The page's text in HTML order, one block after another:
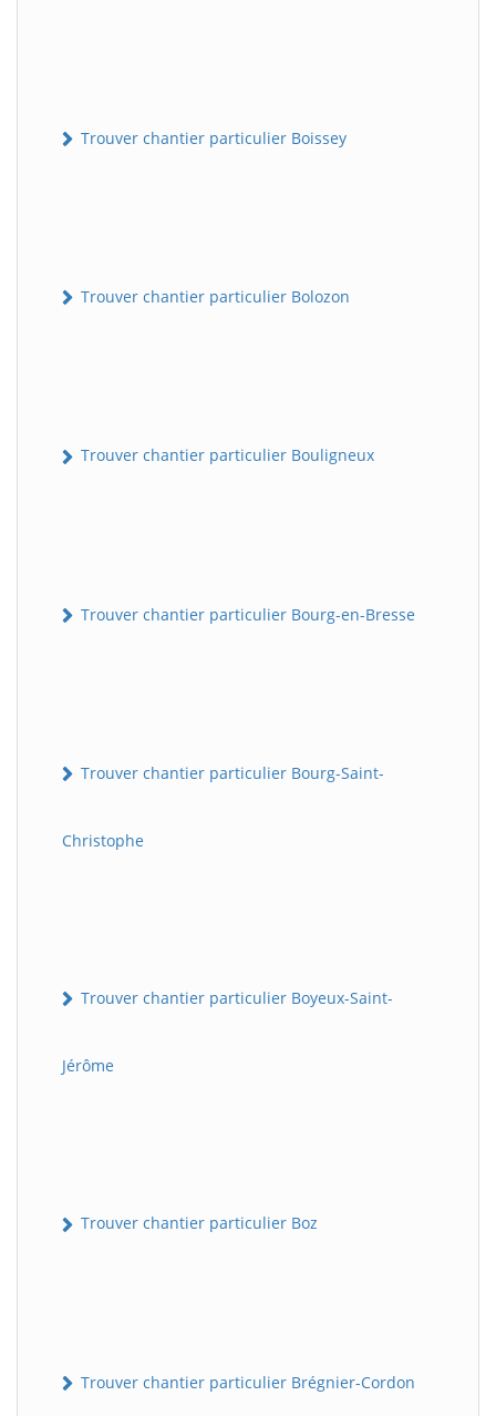
Trouver chantier particulier Boissey
Trouver chantier particulier Bolozon
Trouver chantier particulier Bouligneux
Trouver chantier particulier Bourg-en-Bresse
Trouver chantier particulier Bourg-Saint-
Christophe
Trouver chantier particulier Boyeux-Saint-
Jérôme
Trouver chantier particulier Boz
Trouver chantier particulier Brégnier-Cordon